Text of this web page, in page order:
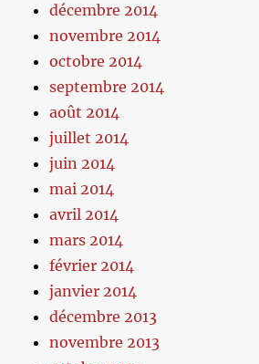
décembre 2014
novembre 2014
octobre 2014
septembre 2014
août 2014
juillet 2014
juin 2014
mai 2014
avril 2014
mars 2014
février 2014
janvier 2014
décembre 2013
novembre 2013